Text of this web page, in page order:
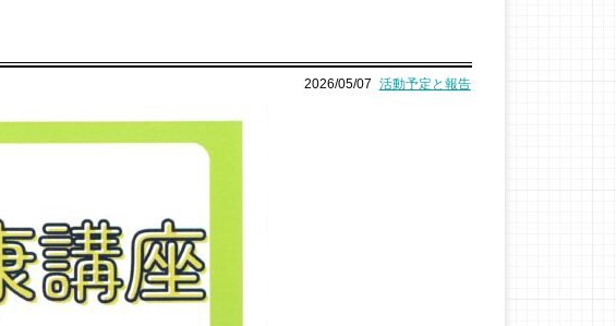
2026/05/07 活動予定と報告